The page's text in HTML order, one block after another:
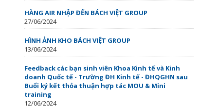
HÀNG AIR NHẬP ĐẾN BÁCH VIỆT GROUP
27/06/2024
HÌNH ẢNH KHO BÁCH VIỆT GROUP
13/06/2024
Feedback các bạn sinh viên Khoa Kinh tế và Kinh
doanh Quốc tế - Trường ĐH Kinh tế - ĐHQGHN sau
Buổi ký kết thỏa thuận hợp tác MOU & Mini
training
12/06/2024